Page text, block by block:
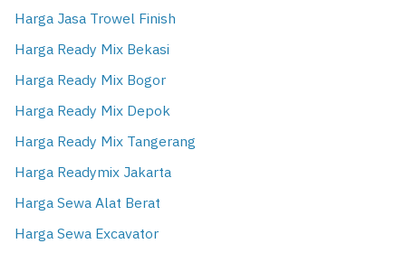
Harga Jasa Trowel Finish
Harga Ready Mix Bekasi
Harga Ready Mix Bogor
Harga Ready Mix Depok
Harga Ready Mix Tangerang
Harga Readymix Jakarta
Harga Sewa Alat Berat
Harga Sewa Excavator